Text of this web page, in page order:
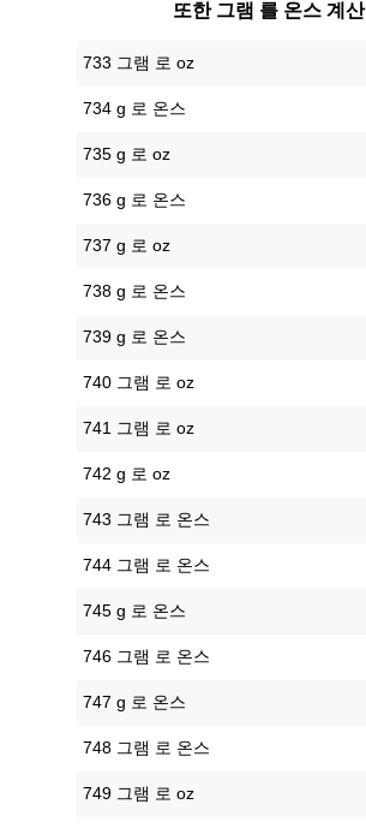
또한 그램 를 온스 계산
733 그램 로 oz
734 g 로 온스
735 g 로 oz
736 g 로 온스
737 g 로 oz
738 g 로 온스
739 g 로 온스
740 그램 로 oz
741 그램 로 oz
742 g 로 oz
743 그램 로 온스
744 그램 로 온스
745 g 로 온스
746 그램 로 온스
747 g 로 온스
748 그램 로 온스
749 그램 로 oz